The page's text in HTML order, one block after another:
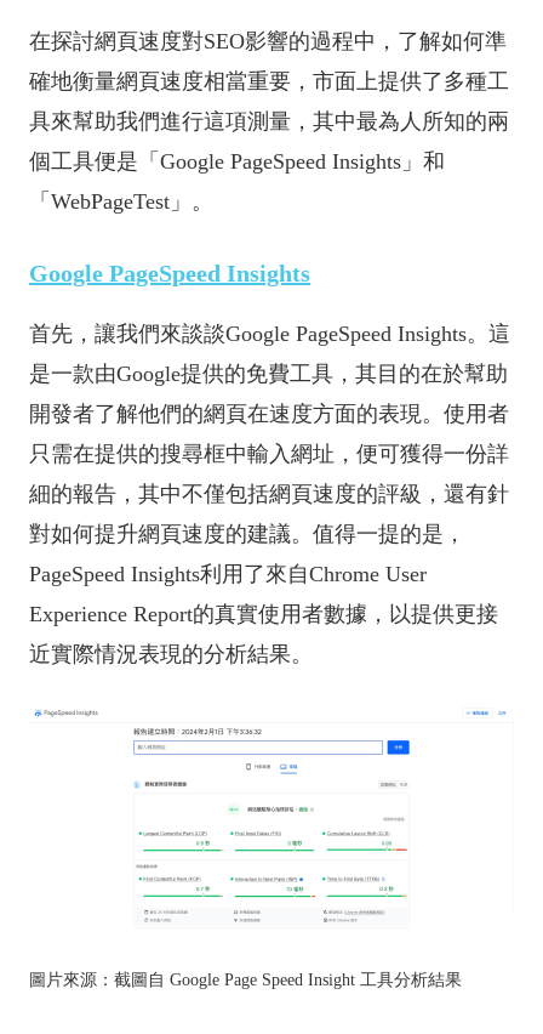
在探討網頁速度對SEO影響的過程中，了解如何準
確地衡量網頁速度相當重要，市面上提供了多種工
具來幫助我們進行這項測量，其中最為人所知的兩
個工具便是「Google PageSpeed Insights」和
「WebPageTest」。
Google PageSpeed Insights
首先，讓我們來談談Google PageSpeed Insights。這
是一款由Google提供的免費工具，其目的在於幫助
開發者了解他們的網頁在速度方面的表現。使用者
只需在提供的搜尋框中輸入網址，便可獲得一份詳
細的報告，其中不僅包括網頁速度的評級，還有針
對如何提升網頁速度的建議。值得一提的是，
PageSpeed Insights利用了來自Chrome User
Experience Report的真實使用者數據，以提供更接
近實際情況表現的分析結果。
圖片來源：截圖自 Google Page Speed Insight 工具分析結果